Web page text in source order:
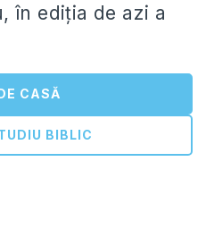
în ediția de azi a
CASĂ
BIBLIC